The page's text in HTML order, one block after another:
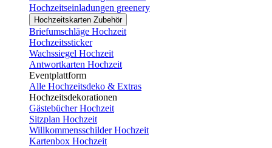
Hochzeitseinladungen greenery
Hochzeitskarten Zubehör
Briefumschläge Hochzeit
Hochzeitssticker
Wachssiegel Hochzeit
Antwortkarten Hochzeit
Eventplattform
Alle Hochzeitsdeko & Extras
Hochzeitsdekorationen
Gästebücher Hochzeit
Sitzplan Hochzeit
Willkommensschilder Hochzeit
Kartenbox Hochzeit